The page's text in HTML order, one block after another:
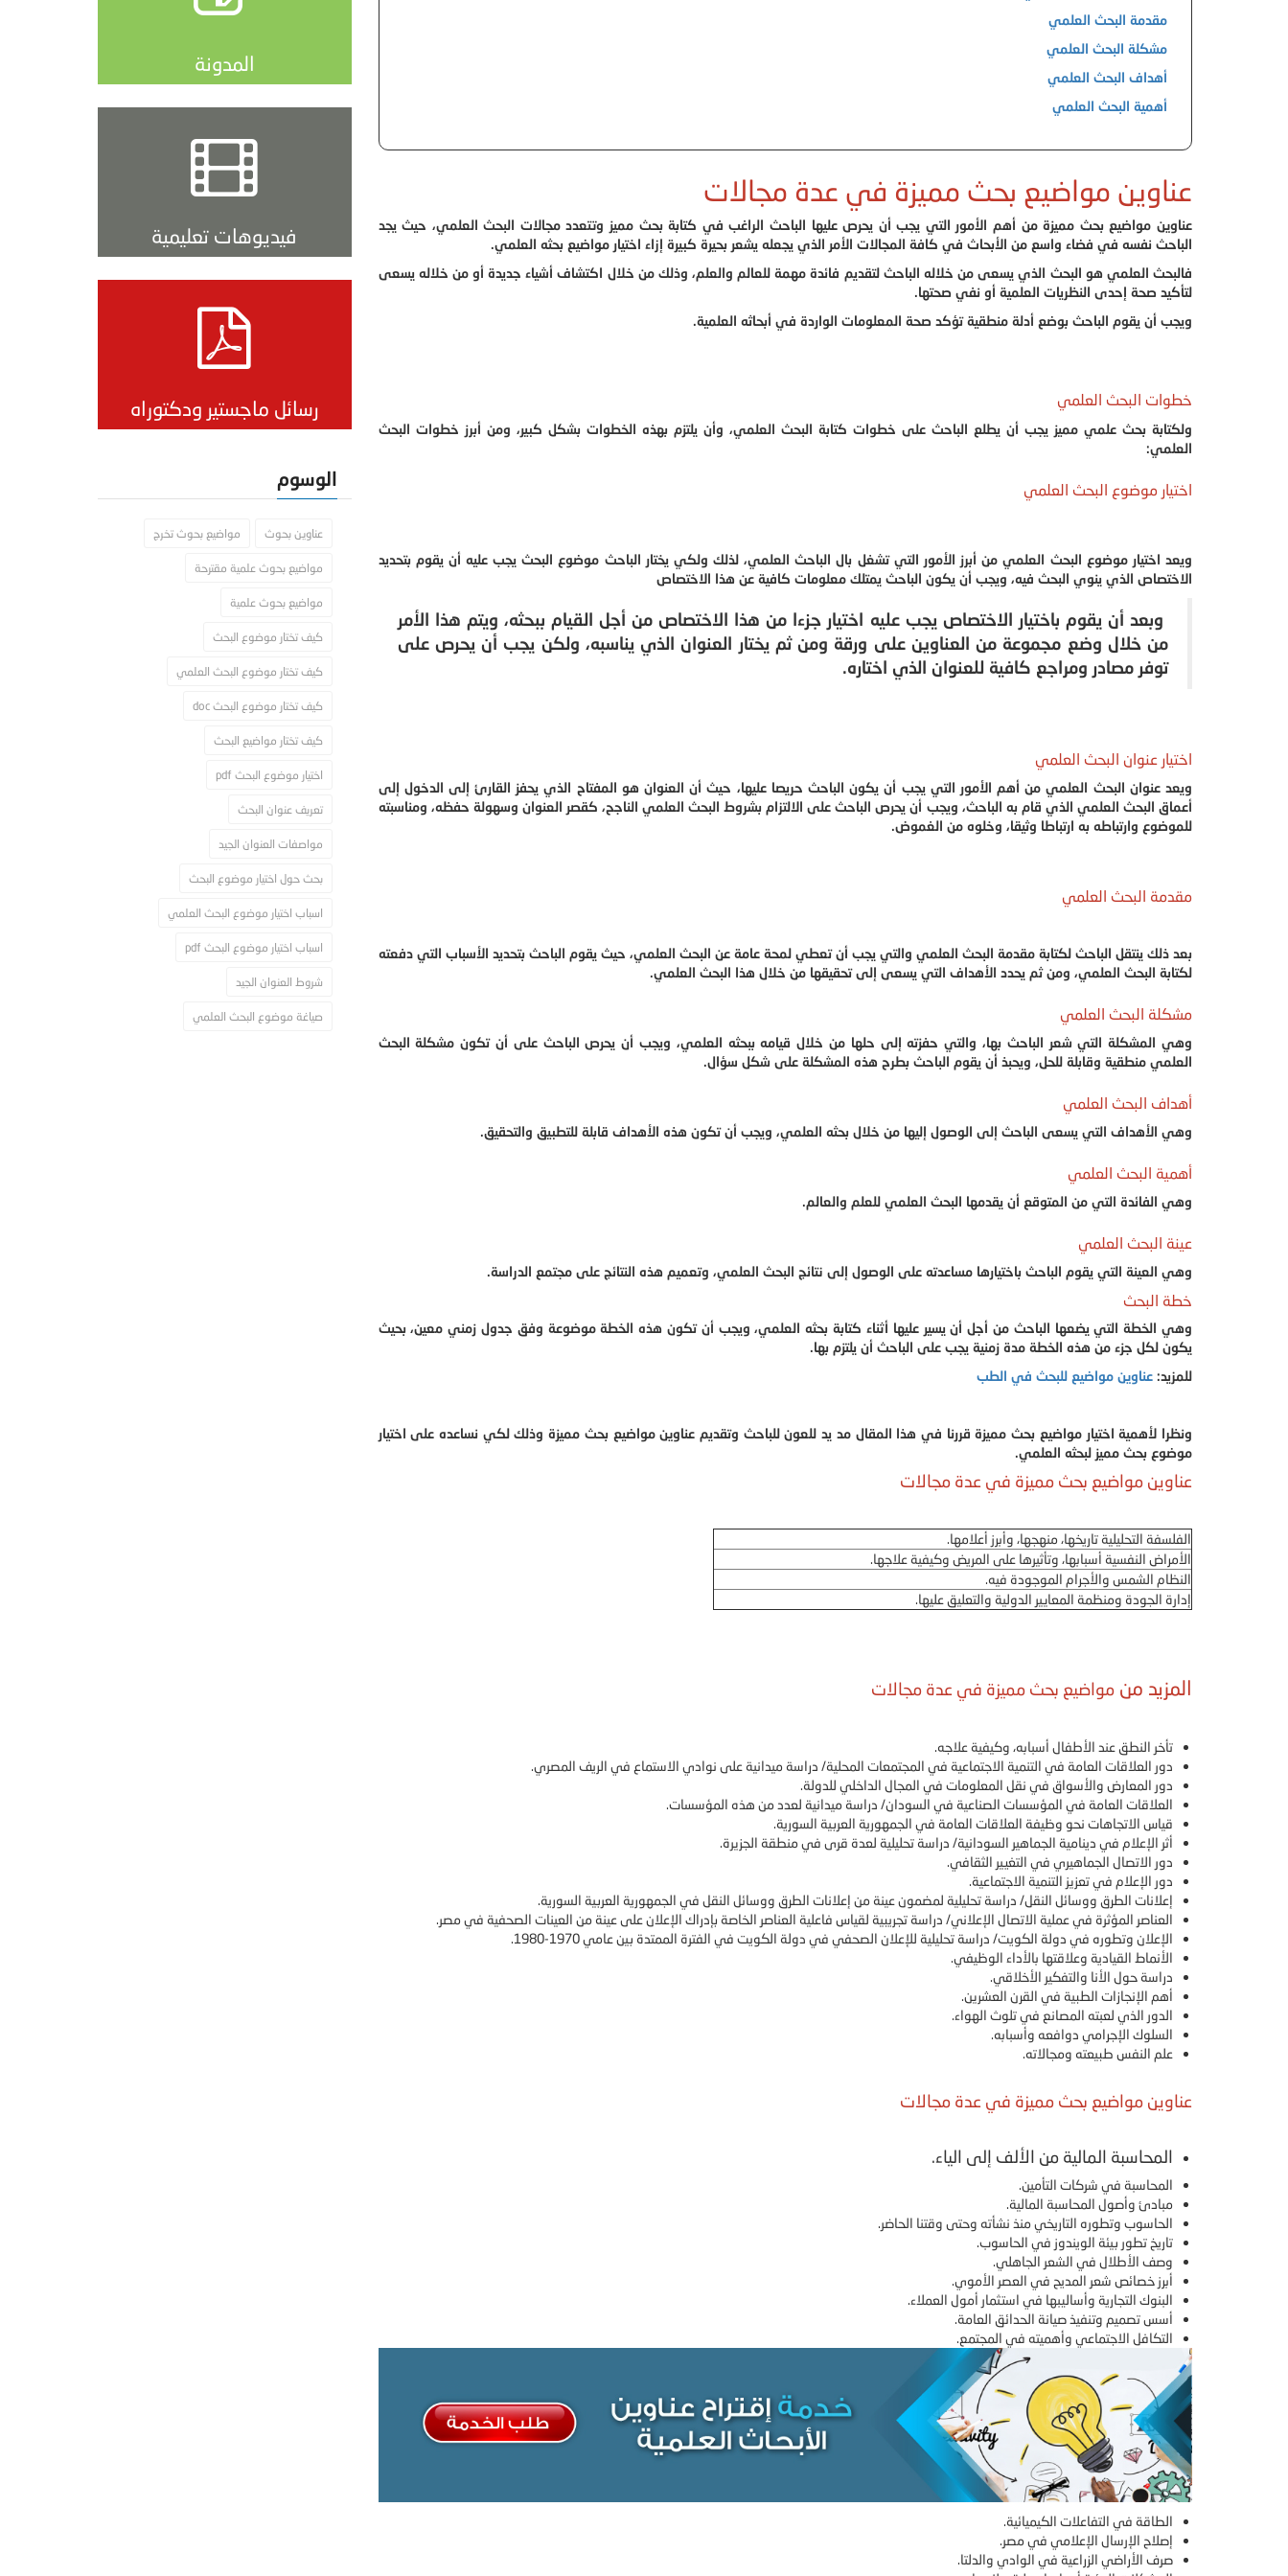
مقدمة البحث العلمي
مشكلة البحث العلمي
أهداف البحث العلمي
أهمية البحث العلمي
عناوين مواضيع بحث مميزة في عدة مجالات
عناوين مواضيع بحث مميزة من أهم الأمور التي يجب أن يحرص عليها الباحث الراغب في كتابة بحث مميز وتتعدد مجالات البحث العلمي، حيث يجد
الباحث نفسه في فضاء واسع من الأبحاث في كافة المجالات الأمر الذي يجعله يشعر بحيرة كبيرة إزاء اختيار مواضيع بحثه العلمي.
فالبحث العلمي هو البحث الذي يسعى من خلاله الباحث لتقديم فائدة مهمة للعالم والعلم، وذلك من خلال اكتشاف أشياء جديدة أو من خلاله يسعى
لتأكيد صحة إحدى النظريات العلمية أو نفي صحتها.
ويجب أن يقوم الباحث بوضع أدلة منطقية تؤكد صحة المعلومات الواردة في أبحاثه العلمية.
خطوات البحث العلمي
ولكتابة بحث علمي مميز يجب أن يطلع الباحث على خطوات كتابة البحث العلمي، وأن يلتزم بهذه الخطوات بشكل كبير، ومن أبرز خطوات البحث
العلمي:
اختيار موضوع البحث العلمي
ويعد اختيار موضوع البحث العلمي من أبرز الأمور التي تشغل بال الباحث العلمي، لذلك ولكي يختار الباحث موضوع البحث يجب عليه أن يقوم بتحديد
الاختصاص الذي ينوي البحث فيه، ويجب أن يكون الباحث يمتلك معلومات كافية عن هذا الاختصاص
وبعد أن يقوم باختيار الاختصاص يجب عليه اختيار جزءا من هذا الاختصاص من أجل القيام ببحثه، ويتم هذا الأمر
من خلال وضع مجموعة من العناوين على ورقة ومن ثم يختار العنوان الذي يناسبه، ولكن يجب أن يحرص على
توفر مصادر ومراجع كافية للعنوان الذي اختاره.
اختيار عنوان البحث العلمي
ويعد عنوان البحث العلمي من أهم الأمور التي يجب أن يكون الباحث حريصا عليها، حيث أن العنوان هو المفتاح الذي يحفز القارئ إلى الدخول إلى
أعماق البحث العلمي الذي قام به الباحث، ويجب أن يحرص الباحث على الالتزام بشروط البحث العلمي الناجح، كقصر العنوان وسهولة حفظه، ومناسبته
للموضوع وارتباطه به ارتباطا وثيقا، وخلوه من الغموض.
مقدمة البحث العلمي
بعد ذلك ينتقل الباحث لكتابة مقدمة البحث العلمي والتي يجب أن تعطي لمحة عامة عن البحث العلمي، حيث يقوم الباحث بتحديد الأسباب التي دفعته
لكتابة البحث العلمي، ومن ثم يحدد الأهداف التي يسعى إلى تحقيقها من خلال هذا البحث العلمي.
مشكلة البحث العلمي
وهي المشكلة التي شعر الباحث بها، والتي حفزته إلى حلها من خلال قيامه ببحثه العلمي، ويجب أن يحرص الباحث على أن تكون مشكلة البحث
العلمي منطقية وقابلة للحل، ويحبذ أن يقوم الباحث بطرح هذه المشكلة على شكل سؤال.
أهداف البحث العلمي
وهي الأهداف التي يسعى الباحث إلى الوصول إليها من خلال بحثه العلمي، ويجب أن تكون هذه الأهداف قابلة للتطبيق والتحقيق.
أهمية البحث العلمي
وهي الفائدة التي من المتوقع أن يقدمها البحث العلمي للعلم والعالم.
عينة البحث العلمي
وهي العينة التي يقوم الباحث باختيارها مساعدته على الوصول إلى نتائج البحث العلمي، وتعميم هذه النتائج على مجتمع الدراسة.
خطة البحث
وهي الخطة التي يضعها الباحث من أجل أن يسير عليها أثناء كتابة بحثه العلمي، ويجب أن تكون هذه الخطة موضوعة وفق جدول زمني معين، بحيث
يكون لكل جزء من هذه الخطة مدة زمنية يجب على الباحث أن يلتزم بها.
للمزيد: عناوين مواضيع للبحث في الطب
ونظرا لأهمية اختيار مواضيع بحث مميزة قررنا في هذا المقال مد يد للعون للباحث وتقديم عناوين مواضيع بحث مميزة وذلك لكي نساعده على اختيار
موضوع بحث مميز لبحثه العلمي.
عناوين مواضيع بحث مميزة في عدة مجالات
الفلسفة التحليلية تاريخها، منهجها، وأبرز أعلامها.
الأمراض النفسية أسبابها، وتأثيرها على المريض وكيفية علاجها.
النظام الشمس والأجرام الموجودة فيه.
إدارة الجودة ومنظمة المعايير الدولية والتعليق عليها.
المزيد من مواضيع بحث مميزة في عدة مجالات
تأخر النطق عند الأطفال أسبابه، وكيفية علاجه.
دور العلاقات العامة في التنمية الاجتماعية في المجتمعات المحلية/ دراسة ميدانية على نوادي الاستماع في الريف المصري.
دور المعارض والأسواق في نقل المعلومات في المجال الداخلي للدولة.
العلاقات العامة في المؤسسات الصناعية في السودان/ دراسة ميدانية لعدد من هذه المؤسسات.
قياس الاتجاهات نحو وظيفة العلاقات العامة في الجمهورية العربية السورية.
أثر الإعلام في دينامية الجماهير السودانية/ دراسة تحليلية لعدة قرى في منطقة الجزيرة.
دور الاتصال الجماهيري في التغيير الثقافي.
دور الإعلام في تعزيز التنمية الاجتماعية.
إعلانات الطرق ووسائل النقل/ دراسة تحليلية لمضمون عينة من إعلانات الطرق ووسائل النقل في الجمهورية العربية السورية.
العناصر المؤثرة في عملية الاتصال الإعلاني/ دراسة تجريبية لقياس فاعلية العناصر الخاصة بإدراك الإعلان على عينة من العينات الصحفية في مصر.
الإعلان وتطوره في دولة الكويت/ دراسة تحليلية للإعلان الصحفي في دولة الكويت في الفترة الممتدة بين عامي 1970-1980.
الأنماط القيادية وعلاقتها بالأداء الوظيفي.
دراسة حول الأنا والتفكير الأخلاقي.
أهم الإنجازات الطبية في القرن العشرين.
الدور الذي لعبته المصانع في تلوث الهواء.
السلوك الإجرامي دوافعه وأسبابه.
علم النفس طبيعته ومجالاته.
عناوين مواضيع بحث مميزة في عدة مجالات
المحاسبة المالية من الألف إلى الياء.
المحاسبة في شركات التأمين.
مبادئ وأصول المحاسبة المالية.
الحاسوب وتطوره التاريخي منذ نشأته وحتى وقتنا الحاضر.
تاريخ تطور بيئة الويندوز في الحاسوب.
وصف الأطلال في الشعر الجاهلي.
أبرز خصائص شعر المديح في العصر الأموي.
البنوك التجارية وأساليبها في استثمار أمول العملاء.
أسس تصميم وتنفيذ صيانة الحدائق العامة.
التكافل الاجتماعي وأهميته في المجتمع.
الطاقة في التفاعلات الكيميائية.
إصلاح الإرسال الإعلامي في مصر.
صرف الأراضي الزراعية في الوادي والدلتا.
المدونة
فيديوهات تعليمية
رسائل ماجستير ودكتوراه
الوسوم
عناوين بحوث مواضيع بحوث تخرج
مواضيع بحوث علمية مقترحة
مواضيع بحوث علمية
كيف تختار موضوع البحث
كيف تختار موضوع البحث العلمي
كيف تختار موضوع البحث doc
كيف تختار مواضيع البحث
اختيار موضوع البحث pdf
تعريف عنوان البحث
مواصفات العنوان الجيد
بحث حول اختيار موضوع البحث
اسباب اختيار موضوع البحث العلمي
اسباب اختيار موضوع البحث pdf
شروط العنوان الجيد
صياغة موضوع البحث العلمي